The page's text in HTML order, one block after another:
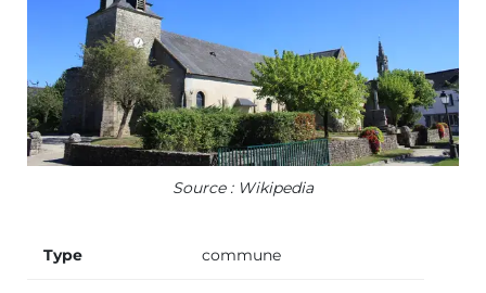
Source : Wikipedia
Type commune